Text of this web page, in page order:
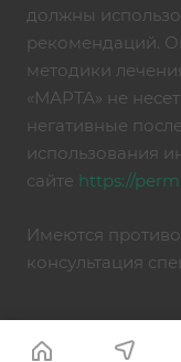
должны
рекомендаций.
методики
«МАРТА» не
негативные
использования
сайте https://
Имеются
консультация